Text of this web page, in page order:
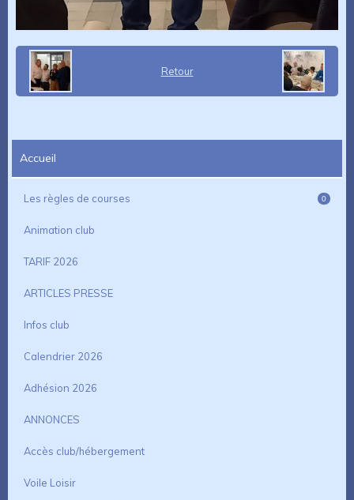
Retour
Accueil
Les règles de courses 0
Animation club
TARIF 2026
ARTICLES PRESSE
Infos club
Calendrier 2026
Adhésion 2026
ANNONCES
Accès club/hébergement
Voile Loisir